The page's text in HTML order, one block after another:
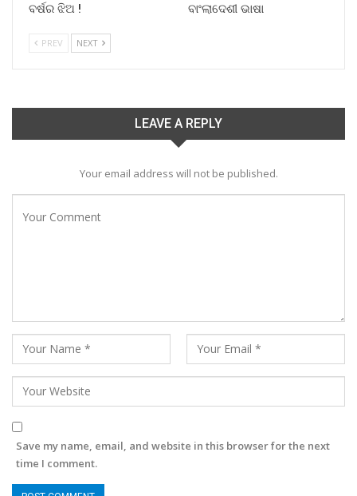
ବର୍ଷର ଝିଅ !
ବାଂଲାଦେଶୀ ଭାଷା
PREV NEXT
LEAVE A REPLY
Your email address will not be published.
Save my name, email, and website in this browser for the next
time I comment.